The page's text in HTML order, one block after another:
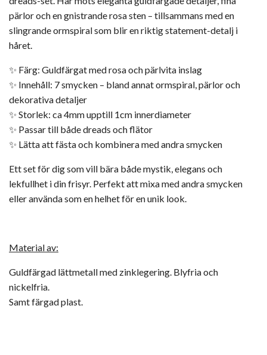
pärlor och en gnistrande rosa sten – tillsammans med en
slingrande ormspiral som blir en riktig statement-detalj i
håret.
✨ Färg: Guldfärgat med rosa och pärlvita inslag
✨ Innehåll: 7 smycken – bland annat ormspiral, pärlor och
dekorativa detaljer
✨ Storlek: ca 4mm upptill 1cm innerdiameter
✨ Passar till både dreads och flätor
✨ Lätta att fästa och kombinera med andra smycken
Ett set för dig som vill bära både mystik, elegans och
lekfullhet i din frisyr. Perfekt att mixa med andra smycken
eller använda som en helhet för en unik look.
Material av:
Guldfärgad lättmetall med zinklegering. Blyfria och
nickelfria.
Samt färgad plast.